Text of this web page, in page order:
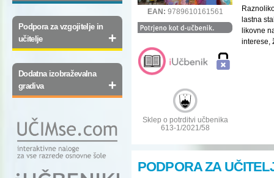
Podpora za vzgojitelje in
učitelje
+
Dodatna izobraževalna
gradiva
+
EAN: 9789610161561
Sklep o potrditvi učbenika
613-1/2021/58
lastna
likovne
interese,
PODPORA ZA